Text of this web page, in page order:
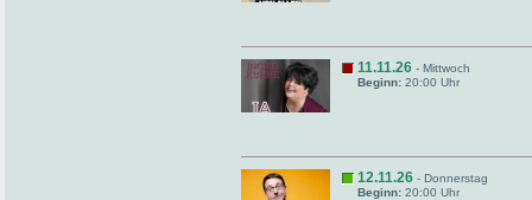
11.11.26 - Mittwoch
Beginn: 20:00 Uhr
12.11.26 - Donnerstag
Beginn: 20:00 Uhr